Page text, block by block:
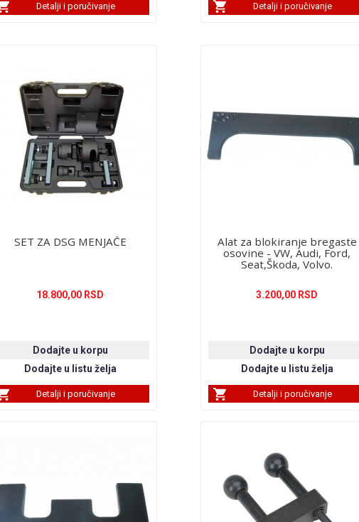
Detalji i poručivanje Detalji i poručivanje
SET ZA DSG MENJAČE
18.800,00 RSD
Detalji i poručivanje
Alat za blokiranje bregaste
osovine - VW, Audi, Ford,
Seat,Škoda, Volvo.
3.200,00 RSD
Detalji i poručivanje